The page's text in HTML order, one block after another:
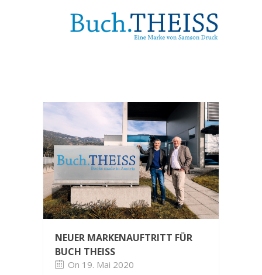
NEUER MARKENAUFTRITT FÜR
BUCH THEISS
On 19. Mai 2020